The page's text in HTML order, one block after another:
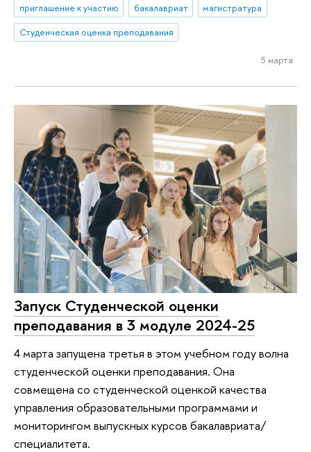
приглашение к участию
бакалавриат
магистратура
Студенческая оценка преподавания
5 марта
Запуск Студенческой оценки
преподавания в 3 модуле 2024-25
4 марта запущена третья в этом учебном году волна
студенческой оценки преподавания. Она
совмещена со студенческой оценкой качества
управления образовательными программами и
мониторингом выпускных курсов бакалавриата/
специалитета.